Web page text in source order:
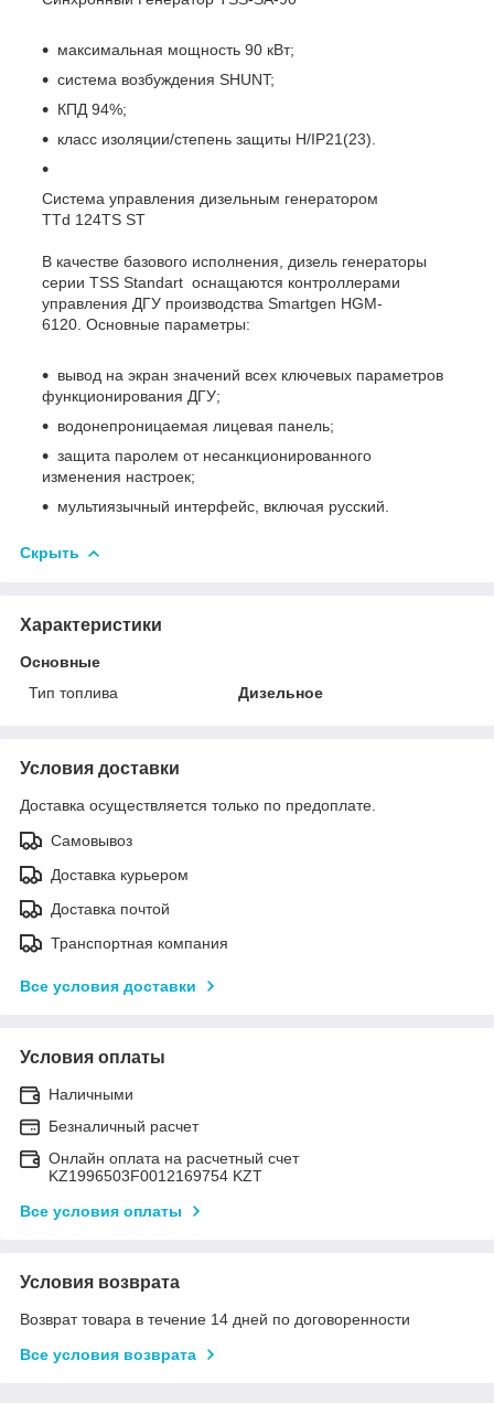
максимальная мощность 90 кВт;
система возбуждения SHUNT;
КПД 94%;
класс изоляции/степень защиты H/IP21(23).
Система управления дизельным генератором
TTd 124TS ST
В качестве базового исполнения, дизель генераторы
серии TSS Standart оснащаются контроллерами
управления ДГУ производства Smartgen HGM-
6120. Основные параметры:
вывод на экран значений всех ключевых параметров
функционирования ДГУ;
водонепроницаемая лицевая панель;
защита паролем от несанкционированного
изменения настроек;
мультиязычный интерфейс, включая русский.
Скрыть
Характеристики
Основные
Тип топлива
Дизельное
Условия доставки
Доставка осуществляется только по предоплате.
Самовывоз
Доставка курьером
Доставка почтой
Транспортная компания
Все условия доставки
Условия оплаты
Наличными
Безналичный расчет
Онлайн оплата на расчетный счет
KZ1996503F0012169754 KZT
Все условия оплаты
Условия возврата
Возврат товара в течение 14 дней по договоренности
Все условия возврата